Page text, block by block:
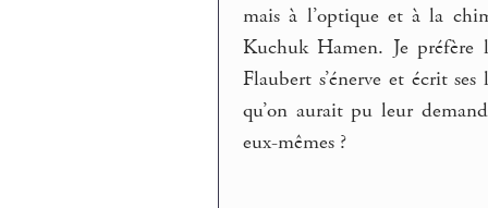
mais à l’optique et à la
Kuchuk Hamen. Je préfère
Flaubert s’énerve et écrit
qu’on aurait pu leur
eux-mêmes ?